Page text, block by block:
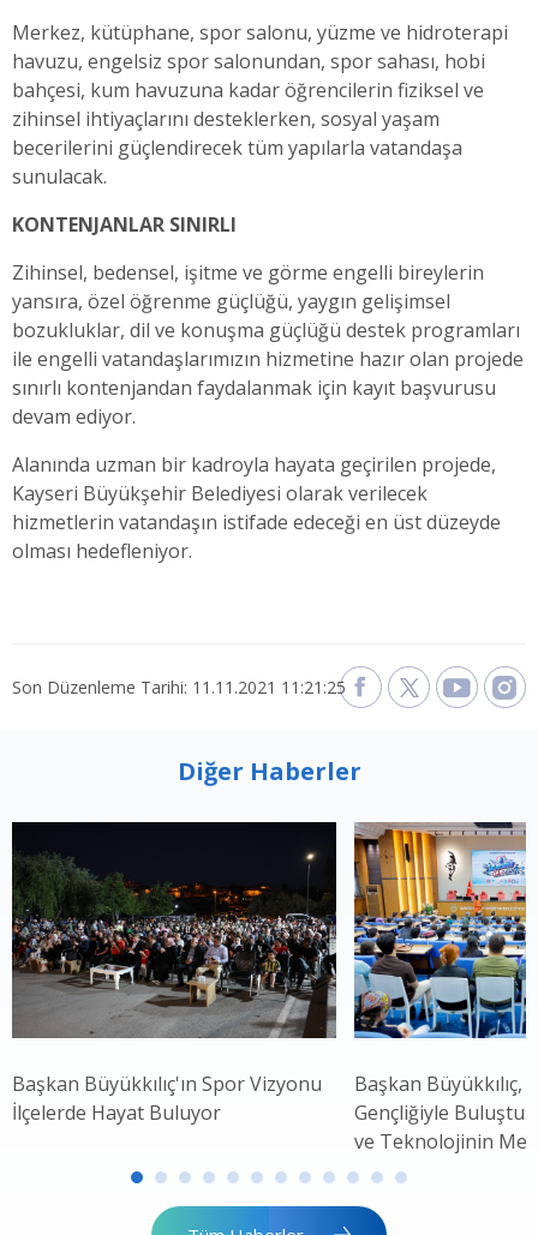
Merkez, kütüphane, spor salonu, yüzme ve hidroterapi
havuzu, engelsiz spor salonundan, spor sahası, hobi
bahçesi, kum havuzuna kadar öğrencilerin fiziksel ve
zihinsel ihtiyaçlarını desteklerken, sosyal yaşam
becerilerini güçlendirecek tüm yapılarla vatandaşa
sunulacak.
KONTENJANLAR SINIRLI
Zihinsel, bedensel, işitme ve görme engelli bireylerin
yansıra, özel öğrenme güçlüğü, yaygın gelişimsel
bozukluklar, dil ve konuşma güçlüğü destek programları
ile engelli vatandaşlarımızın hizmetine hazır olan projede
sınırlı kontenjandan faydalanmak için kayıt başvurusu
devam ediyor.
Alanında uzman bir kadroyla hayata geçirilen projede,
Kayseri Büyükşehir Belediyesi olarak verilecek
hizmetlerin vatandaşın istifade edeceği en üst düzeyde
olması hedefleniyor.
Son Düzenleme Tarihi: 11.11.2021 11:21:25
Diğer Haberler
Başkan Büyükkılıç'ın Spor Vizyonu
İlçelerde Hayat Buluyor
Başkan Büyükkılıç,
Gençliğiyle Buluştu:
ve Teknolojinin